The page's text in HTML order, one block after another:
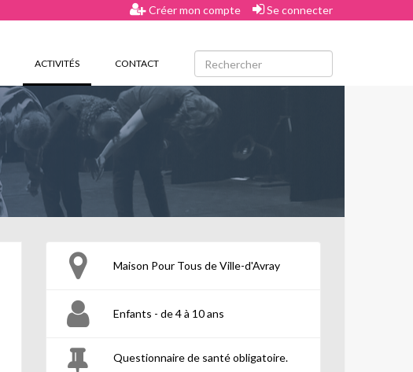
Créer mon compte Se connecter
ACTIVITÉS(CURRENT)CONTACT
Maison Pour Tous de Ville-d'Avray
Enfants - de 4 à 10 ans
Questionnaire de santé obligatoire.